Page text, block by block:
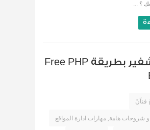
؟ ...
شرح التشفير بطريقة Free PHP
فنآنً
شروحات هامة, مهارات ادارة المواقع